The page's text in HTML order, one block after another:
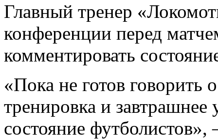
Главный тренер
конференции перед
комментировать
«Пока не готов говорить
тренировка и
состояние футболистов»,